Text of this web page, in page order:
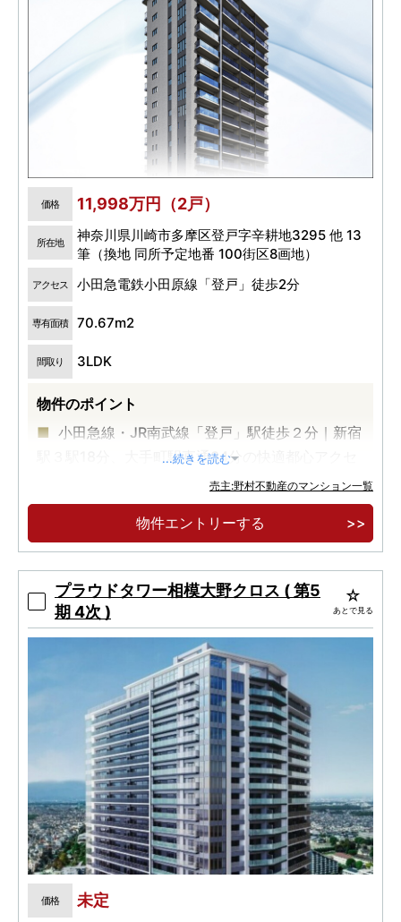
価格 11,998万円（2戸）
所在地
神奈川県川崎市多摩区登戸字辛耕地3295 他 13
筆（換地 同所予定地番 100街区8画地）
アクセス 小田急電鉄小田原線「登戸」徒歩2分
専有面積 70.67m2
間取り 3LDK
物件のポイント
小田急線・JR南武線「登戸」駅徒歩２分｜新宿
駅３駅18分、大手町駅直通34分の快適都心アクセ
全邸３LDK・70㎡超のゆとりの専有面積｜南西
向き×角住戸率50％超のプライベートレジデンス
...続きを読む
売主:野村不動産のマンション一覧
物件エントリーする
プラウドタワー相模大野クロス ( 第5
期 4次 )
あとで見る
価格 未定